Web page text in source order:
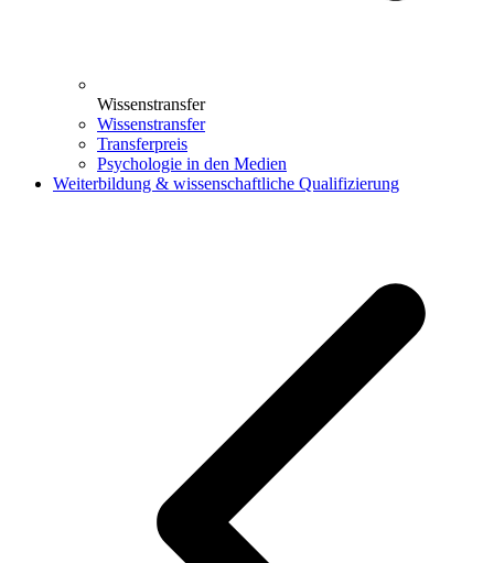
Wissenstransfer
Wissenstransfer
Transferpreis
Psychologie in den Medien
Weiterbildung & wissenschaftliche Qualifizierung